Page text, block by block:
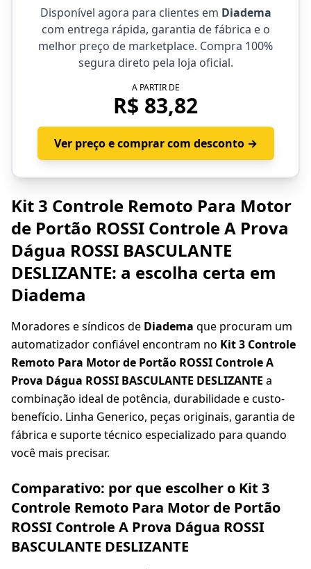
Disponível agora para clientes em Diadema
com entrega rápida, garantia de fábrica e o
melhor preço de marketplace. Compra 100%
segura direto pela loja oficial.
A PARTIR DE
R$ 83,82
Ver preço e comprar com desconto →
Kit 3 Controle Remoto Para Motor
de Portão ROSSI Controle A Prova
Dágua ROSSI BASCULANTE
DESLIZANTE: a escolha certa em
Diadema
Moradores e síndicos de Diadema que procuram um
automatizador confiável encontram no Kit 3 Controle
Remoto Para Motor de Portão ROSSI Controle A
Prova Dágua ROSSI BASCULANTE DESLIZANTE a
combinação ideal de potência, durabilidade e custo-
benefício. Linha Generico, peças originais, garantia de
fábrica e suporte técnico especializado para quando
você mais precisar.
Comparativo: por que escolher o Kit 3
Controle Remoto Para Motor de Portão
ROSSI Controle A Prova Dágua ROSSI
BASCULANTE DESLIZANTE